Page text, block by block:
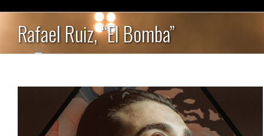
Rafael Ruiz, “El Bomba”